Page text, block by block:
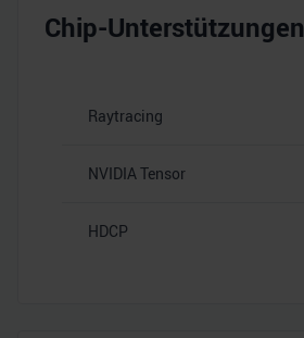
Chip-Unterstützungen
Raytracing
NVIDIA Tensor
HDCP